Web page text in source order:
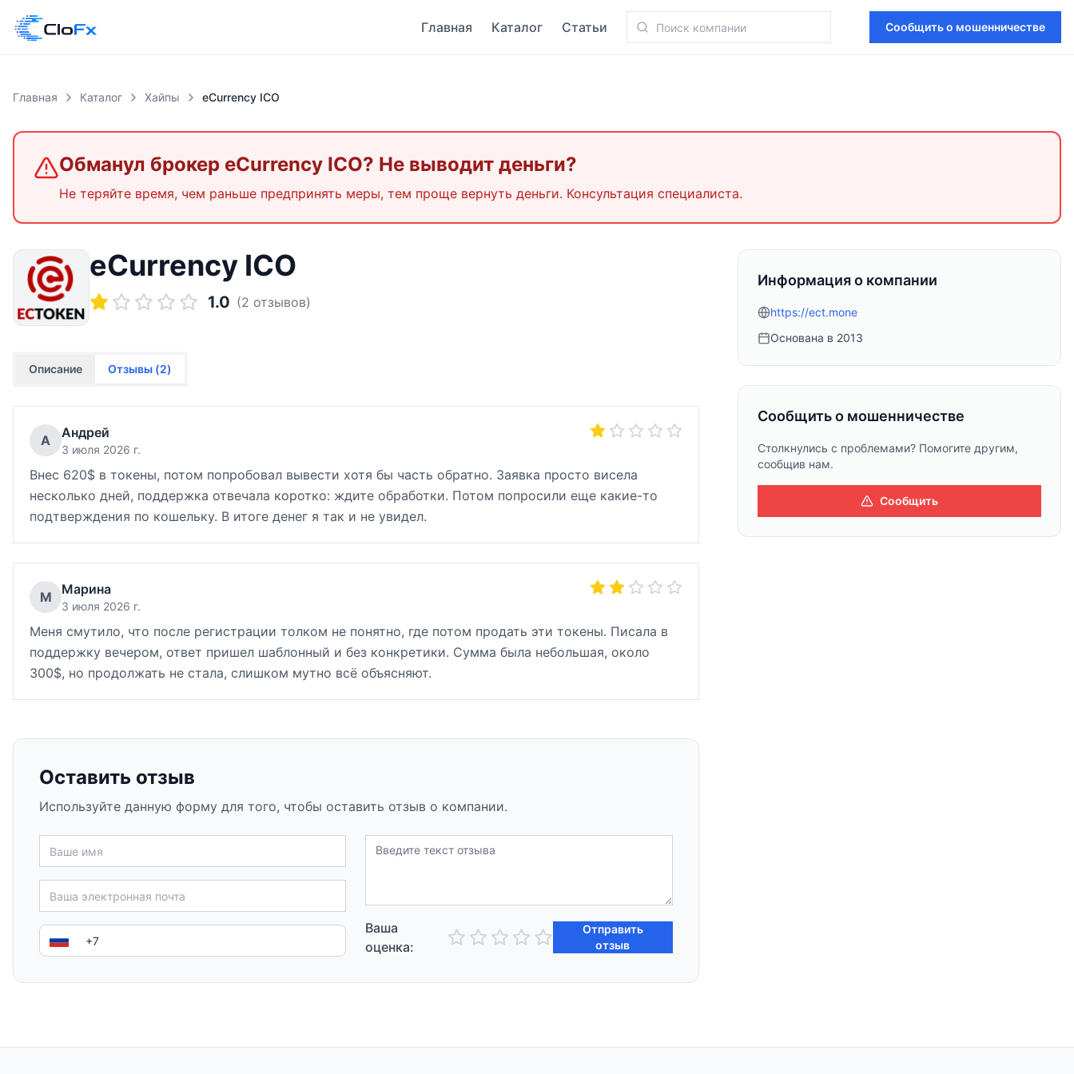
Главная Каталог Статьи Сообщить о мошенничестве
Главная Каталог Хайпы eCurrency ICO
Обманул брокер eCurrency ICO? Не выводит деньги?
Не теряйте время, чем раньше предпринять меры, тем проще вернуть деньги. Консультация специалиста.
eCurrency ICO
1.0 (2 отзывов)
Описание Отзывы (2)
А Андрей
3 июля 2026 г.
Внес 620$ в токены, потом попробовал вывести хотя бы часть обратно. Заявка просто висела
несколько дней, поддержка отвечала коротко: ждите обработки. Потом попросили еще какие-то
подтверждения по кошельку. В итоге денег я так и не увидел.
М Марина
3 июля 2026 г.
Меня смутило, что после регистрации толком не понятно, где потом продать эти токены. Писала в
поддержку вечером, ответ пришел шаблонный и без конкретики. Сумма была небольшая, около
300$, но продолжать не стала, слишком мутно всё объясняют.
Оставить отзыв
Используйте данную форму для того, чтобы оставить отзыв о компании.
Ваша
оценка:
Отправить
отзыв
Информация о компании
https://ect.mone
Основана в 2013
Сообщить о мошенничестве
Столкнулись с проблемами? Помогите другим,
сообщив нам.
Сообщить